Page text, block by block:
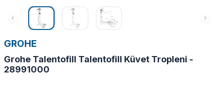
GROHE
Grohe Talentofill Talentofill Küvet Tropleni -
28991000